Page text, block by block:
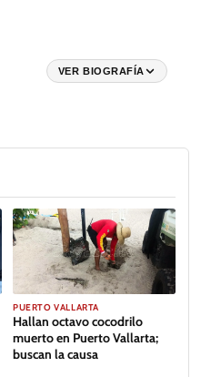
VER BIOGRAFÍA
PUERTO VALLARTA
Hallan octavo cocodrilo
muerto en Puerto Vallarta;
buscan la causa